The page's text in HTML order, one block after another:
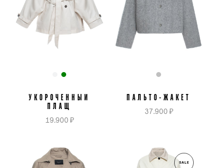
УКОРОЧЕННЫЙ
ПЛАЩ
19.900 ₽
ПАЛЬТО-ЖАКЕТ
37.900 ₽
SALE